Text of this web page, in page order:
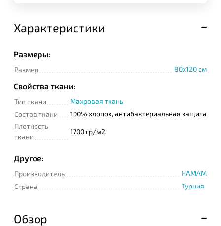
Характеристики
Размеры:
Размер 80x120 см
Свойства ткани:
Тип ткани
Махровая ткань
Состав ткани
100% хлопок, антибактериальная защита
Плотность
ткани
1700 гр/м2
Другое:
Производитель
HAMAM
Страна
Турция
Обзор